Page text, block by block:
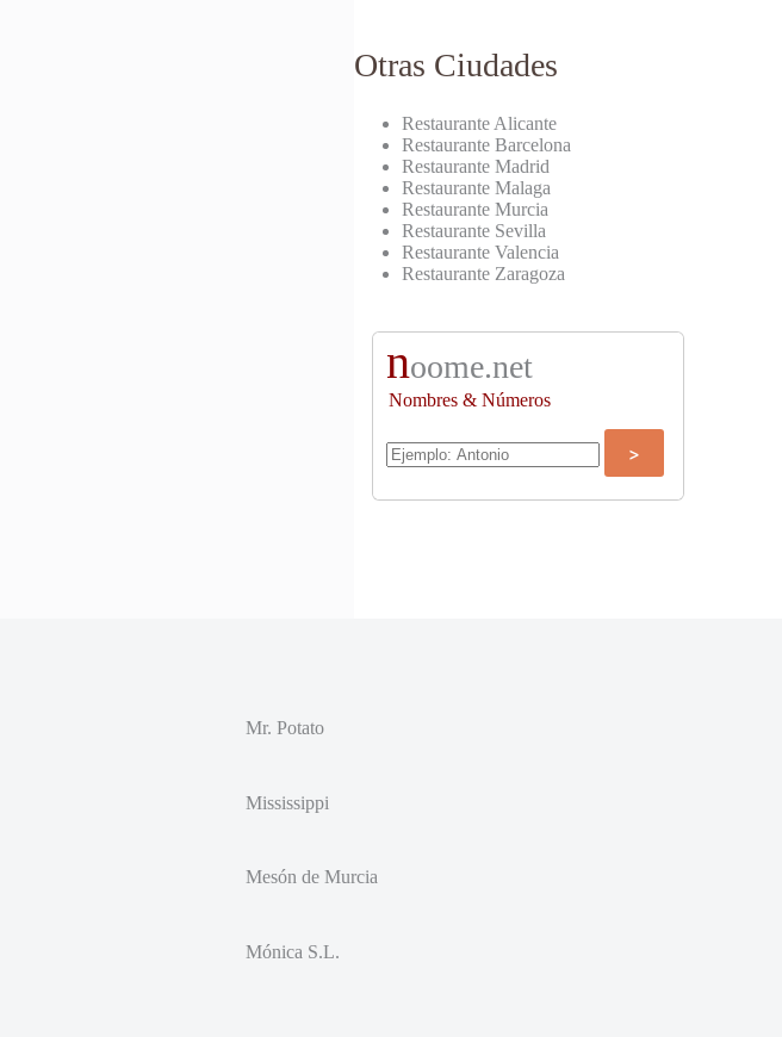
Otras Ciudades
Restaurante Alicante
Restaurante Barcelona
Restaurante Madrid
Restaurante Malaga
Restaurante Murcia
Restaurante Sevilla
Restaurante Valencia
Restaurante Zaragoza
noome.net
Nombres & Números
Mr. Potato
Mississippi
Mesón de Murcia
Mónica S.L.